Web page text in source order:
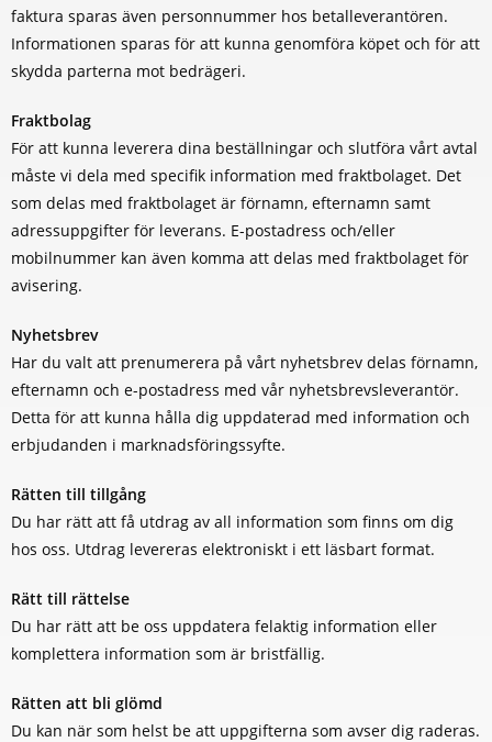
faktura sparas även personnummer hos betalleverantören.
Informationen sparas för att kunna genomföra köpet och för att
skydda parterna mot bedrägeri.
Fraktbolag
För att kunna leverera dina beställningar och slutföra vårt avtal
måste vi dela med specifik information med fraktbolaget. Det
som delas med fraktbolaget är förnamn, efternamn samt
adressuppgifter för leverans. E-postadress och/eller
mobilnummer kan även komma att delas med fraktbolaget för
avisering.
Nyhetsbrev
Har du valt att prenumerera på vårt nyhetsbrev delas förnamn,
efternamn och e-postadress med vår nyhetsbrevsleverantör.
Detta för att kunna hålla dig uppdaterad med information och
erbjudanden i marknadsföringssyfte.
Rätten till tillgång
Du har rätt att få utdrag av all information som finns om dig
hos oss. Utdrag levereras elektroniskt i ett läsbart format.
Rätt till rättelse
Du har rätt att be oss uppdatera felaktig information eller
komplettera information som är bristfällig.
Rätten att bli glömd
Du kan när som helst be att uppgifterna som avser dig raderas.